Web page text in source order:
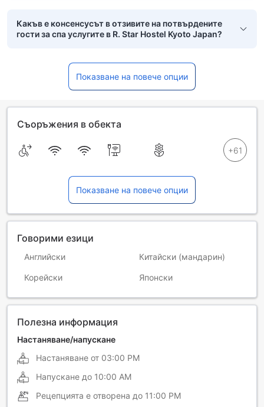
Какъв е консенсусът в отзивите на потвърдените
гости за спа услугите в R. Star Hostel Kyoto Japan?
Показване на повече опции
Съоръжения в обекта
Показване на повече опции
Говорими езици
Английски Китайски (мандарин)
Корейски Японски
Полезна информация
Настаняване/напускане
Настаняване от 03:00 PM
Напускане до 10:00 AM
Рецепцията е отворена до 11:00 PM